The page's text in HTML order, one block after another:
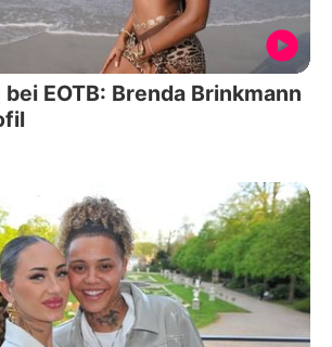
EOTB: Brenda Brinkmann